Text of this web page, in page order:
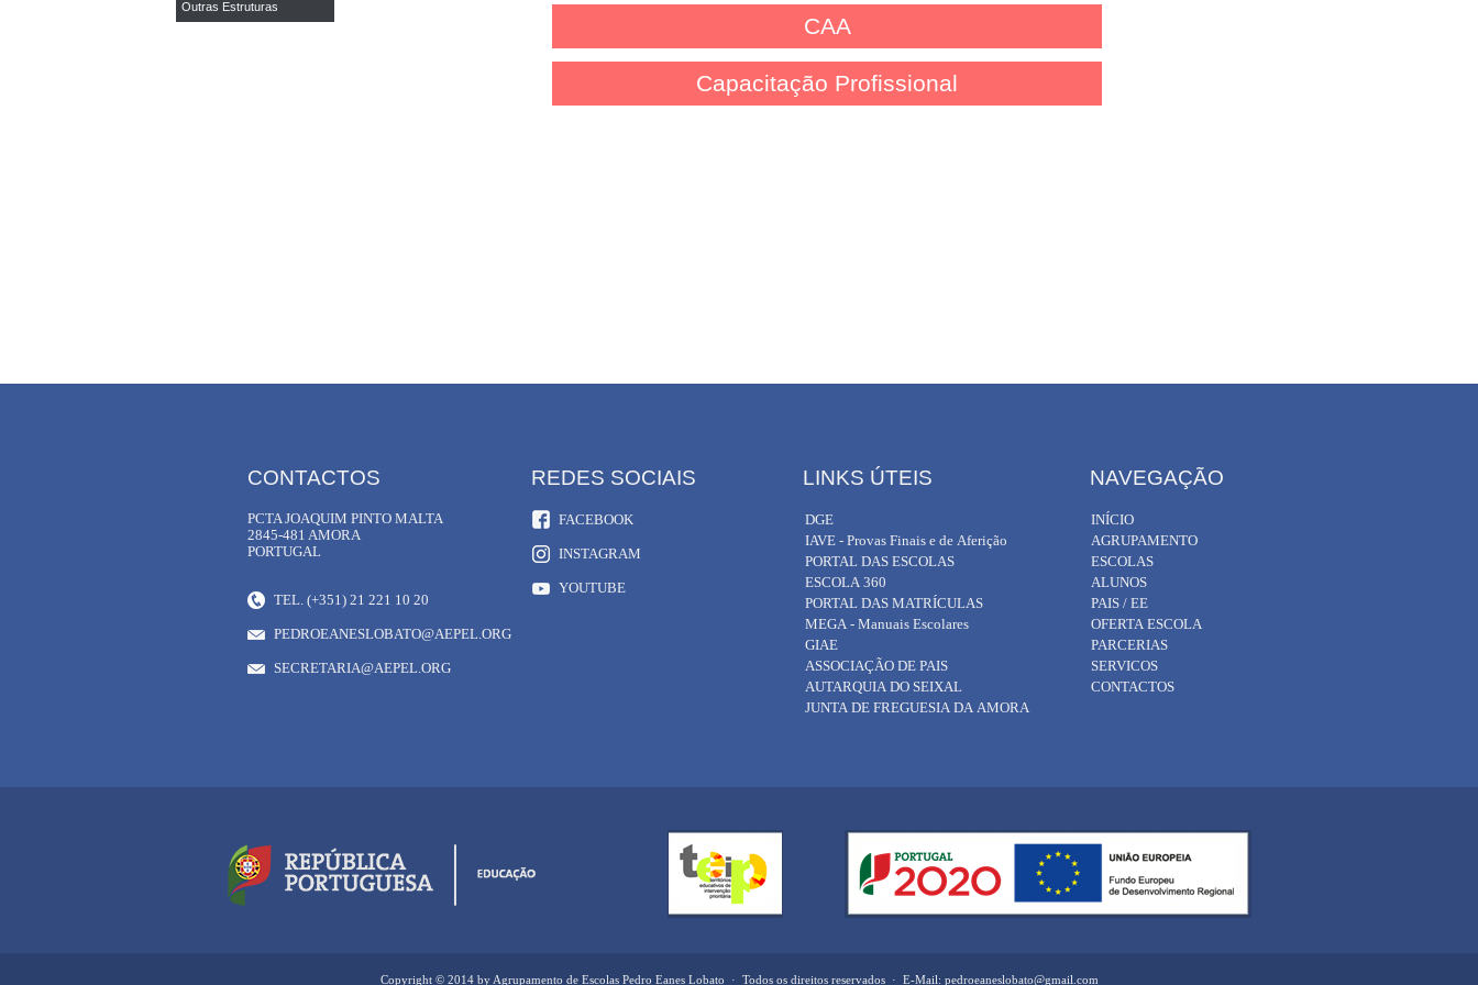
Outras Estruturas
CAA
Capacitação Profissional
TEL. (+351) 21 221 10 20
PEDROEANESLOBATO@AEPEL.ORG
SECRETARIA@AEPEL.ORG
FACEBOOK
INSTAGRAM
YOUTUBE
DGE
IAVE - Provas Finais e de Aferição
PORTAL DAS ESCOLAS
ESCOLA 360
PORTAL DAS MATRÍCULAS
MEGA - Manuais Escolares
GIAE
ASSOCIAÇÃO DE PAIS
AUTARQUIA DO SEIXAL
JUNTA DE FREGUESIA DA AMORA
CONTACTOS
PCTA JOAQUIM PINTO MALTA
2845-481 AMORA
PORTUGAL
NAVEGAÇÃO
INÍCIO
AGRUPAMENTO
ESCOLAS
ALUNOS
PAIS / EE
OFERTA ESCOLA
PARCERIAS
SERVICOS
CONTACTOS
REDES SOCIAIS LINKS ÚTEIS
Copyright © 2014 by Agrupamento de Escolas Pedro Eanes Lobato · Todos os direitos reservados · E-Mail: pedroeaneslobato@gmail.com